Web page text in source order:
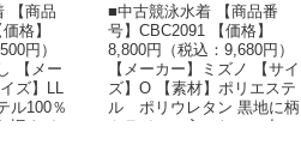
【商品
格】
円）
【メー
ズ】LL
ル100％
旧タイ
■中古競泳水着 【商品番
号】CBC2091 【価格】
8,800円（税込：9,680円）
【メーカー】ミズノ 【サイ
ズ】O 【素材】ポリエステ
ル ポリウレタン 黒地に柄
やラインの入ったモモ丈の